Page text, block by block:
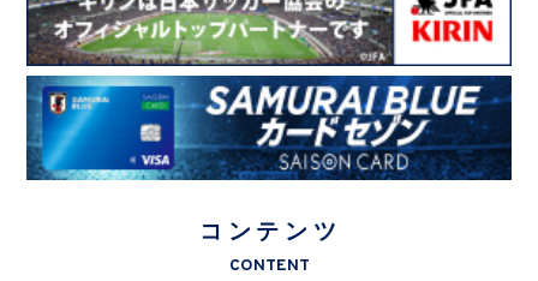
コンテンツ
CONTENT